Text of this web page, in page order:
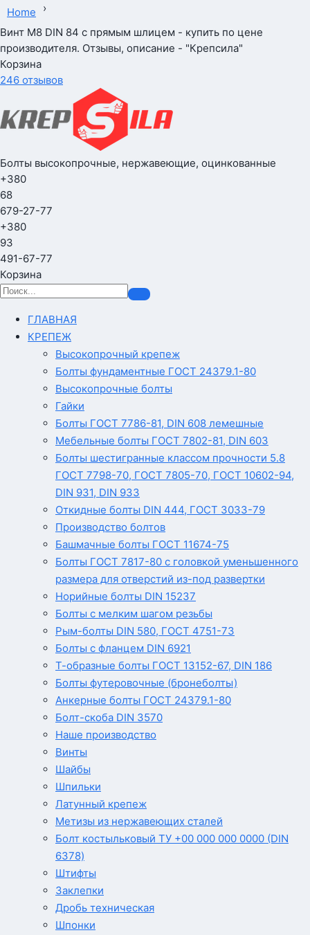
Home
›
Винт М8 DIN 84 с прямым шлицем - купить по цене
производителя. Отзывы, описание - "Крепсила"
Корзина
246 отзывов
Болты высокопрочные, нержавеющие, оцинкованные
+380
68
679-27-77
+380
93
491-67-77
Корзина
ГЛАВНАЯ
КРЕПЕЖ
Высокопрочный крепеж
Болты фундаментные ГОСТ 24379.1-80
Высокопрочные болты
Гайки
Болты ГОСТ 7786-81, DIN 608 лемешные
Мебельные болты ГОСТ 7802-81, DIN 603
Болты шестигранные классом прочности 5.8
ГОСТ 7798-70, ГОСТ 7805-70, ГОСТ 10602-94,
DIN 931, DIN 933
Откидные болты DIN 444, ГОСТ 3033-79
Производство болтов
Башмачные болты ГОСТ 11674-75
Болты ГОСТ 7817-80 с головкой уменьшенного
размера для отверстий из-под развертки
Норийные болты DIN 15237
Болты с мелким шагом резьбы
Рым-болты DIN 580, ГОСТ 4751-73
Болты с фланцем DIN 6921
Т-образные болты ГОСТ 13152-67, DIN 186
Болты футеровочные (бронеболты)
Анкерные болты ГОСТ 24379.1-80
Болт-скоба DIN 3570
Наше производство
Винты
Шайбы
Шпильки
Латунный крепеж
Метизы из нержавеющих сталей
Болт костыльковый ТУ +00 000 000 0000 (DIN
6378)
Штифты
Заклепки
Дробь техническая
Шпонки